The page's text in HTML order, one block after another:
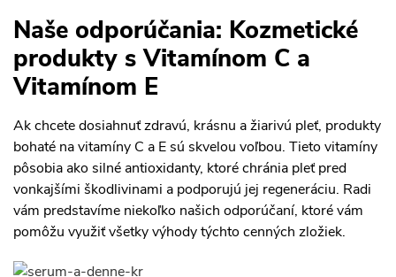
Naše odporúčania: Kozmetické
produkty s Vitamínom C a
Vitamínom E
Ak chcete dosiahnuť zdravú, krásnu a žiarivú pleť, produkty
bohaté na vitamíny C a E sú skvelou voľbou. Tieto vitamíny
pôsobia ako silné antioxidanty, ktoré chránia pleť pred
vonkajšími škodlivinami a podporujú jej regeneráciu. Radi
vám predstavíme niekoľko našich odporúčaní, ktoré vám
pomôžu využiť všetky výhody týchto cenných zložiek.